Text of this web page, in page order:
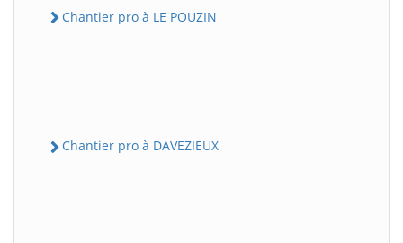
Chantier pro à LE POUZIN
Chantier pro à DAVEZIEUX